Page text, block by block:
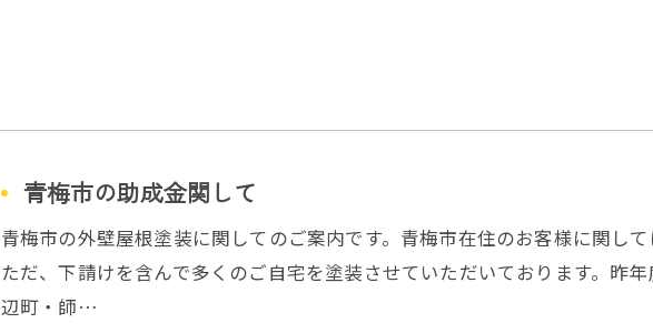
青梅市の助成金関して
青梅市の外壁屋根塗装に関してのご案内です。青梅市在住のお客様に関して
ただ、下請けを含んで多くのご自宅を塗装させていただいております。昨
辺町・師…